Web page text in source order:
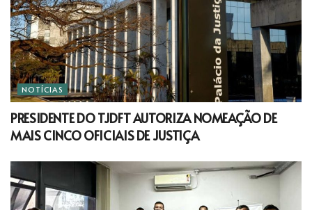
NOTÍCIAS
PRESIDENTE DO TJDFT AUTORIZA NOMEAÇÃO DE
MAIS CINCO OFICIAIS DE JUSTIÇA